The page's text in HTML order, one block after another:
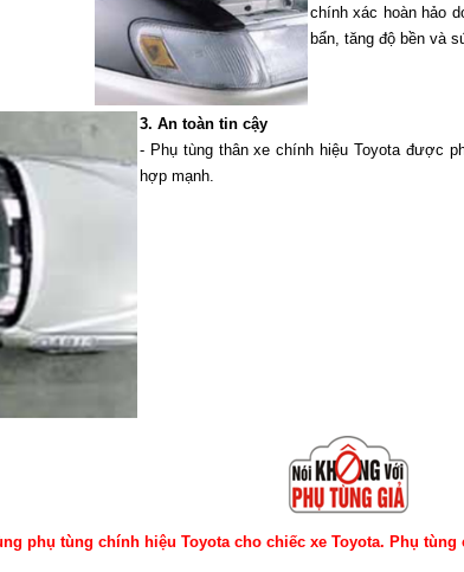
chính xác hoàn hảo
bẩn, tăng độ bền và
3. An toàn tin cậy
- Phụ tùng thân xe chính hiệu Toyota được
hợp mạnh.
phụ tùng chính hiệu Toyota cho chiếc xe Toyota. Phụ tùng